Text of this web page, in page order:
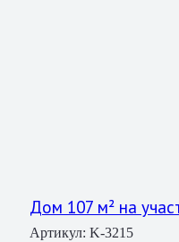
Дом 107 м² на
Артикул: K-3215